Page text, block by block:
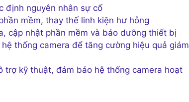
định nguyên nhân sự cố
mềm, thay thế linh kiện hư hỏng
cập nhật phần mềm và bảo dưỡng thiết bị
thống camera để tăng cường hiệu quả giám
trợ kỹ thuật, đảm bảo hệ thống camera hoạt